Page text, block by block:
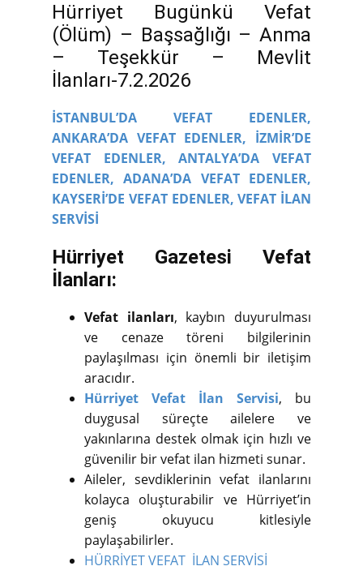
Hürriyet Bugünkü Vefat
(Ölüm) – Başsağlığı – Anma
– Teşekkür – Mevlit
İlanları-7.2.2026
İSTANBUL’DA VEFAT EDENLER,
ANKARA’DA VEFAT EDENLER, İZMİR’DE
VEFAT EDENLER,
ANTALYA’DA VEFAT
EDENLER, ADANA’DA VEFAT EDENLER,
KAYSERİ’DE VEFAT EDENLER, VEFAT İLAN
SERVİSİ
Hürriyet Gazetesi Vefat
İlanları:
Vefat ilanları, kaybın duyurulması
ve cenaze töreni bilgilerinin
paylaşılması için önemli bir iletişim
aracıdır.
Hürriyet Vefat İlan Servisi, bu
duygusal süreçte ailelere ve
yakınlarına destek olmak için hızlı ve
güvenilir bir vefat ilan hizmeti sunar.
Aileler, sevdiklerinin vefat ilanlarını
kolayca oluşturabilir ve Hürriyet’in
geniş okuyucu kitlesiyle
paylaşabilirler.
HÜRRİYET VEFAT İLAN SERVİSİ